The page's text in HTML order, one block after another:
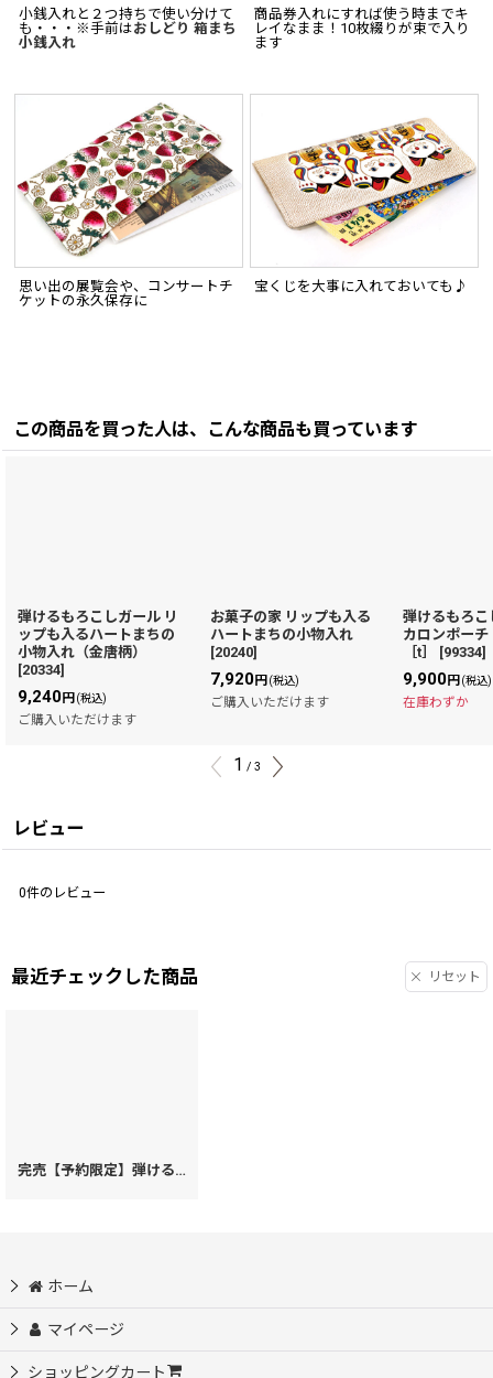
小銭入れと２つ持ちで使い分けて
も・・・※手前はおしどり 箱まち
小銭入れ
商品券入れにすれば使う時までキ
レイなまま！10枚綴りが束で入り
ます
思い出の展覧会や、コンサートチ
ケットの永久保存に
宝くじを大事に入れておいても♪
この商品を買った人は、こんな商品も買っています
弾けるもろこしガール リ
ップも入るハートまちの
小物入れ（金唐柄）
[20334]
9,240円 (税込)
ご購入いただけます
お菓子の家 リップも入る
ハートまちの小物入れ
[20240]
7,920円 (税込)
ご購入いただけます
弾けるもろこ
カロンポー
［t］
[99334]
9,900円 (税込)
在庫わずか
1 / 3
レビュー
0件のレビュー
最近チェックした商品 リセット
完売【予約限定】弾けるもろこしガール ひとえ束入れ（金唐柄）［t］
ホーム
マイページ
ショッピングカート